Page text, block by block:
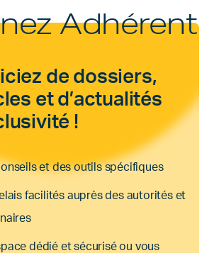
Adhérent
de dossiers,
et d’actualités
!
et des outils spécifiques
facilités auprès des autorités et
dédié et sécurisé ou vous